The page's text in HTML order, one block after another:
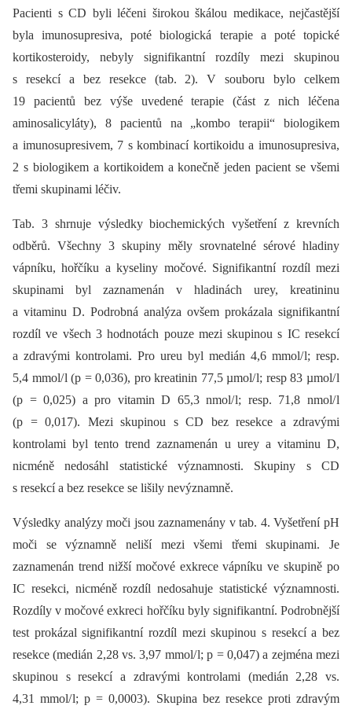
Pacienti s CD byli léčeni širokou škálou medikace, nejčastější
byla imunosupresiva, poté bio­logická terapie a poté topické
kortikosteroidy, nebyly signifikantní rozdíly mezi skupinou
s resekcí a bez resekce (tab. 2). V souboru bylo celkem
19 pacientů bez výše uvedené terapie (část z nich léčena
aminosalicyláty), 8 pacientů na „kombo terapii“ bio­logikem
a imunosupresivem, 7 s kombinací kortikoidu a imunosupresiva,
2 s bio­logikem a kortikoidem a konečně jeden pacient se všemi
třemi skupinami léčiv.
Tab. 3 shrnuje výsledky bio­chemických vyšetření z krevních
odběrů. Všechny 3 skupiny měly srovnatelné sérové hladiny
vápníku, hořčíku a kyseliny močové. Signifikantní rozdíl mezi
skupinami byl zaznamenán v hladinách urey, kreatininu
a vitaminu D. Podrobná analýza ovšem prokázala signifikantní
rozdíl ve všech 3 hodnotách pouze mezi skupinou s IC resekcí
a zdravými kontrolami. Pro ureu byl medián 4,6 mmol/ l; resp.
5,4 mmol/ l (p = 0,036), pro kreatinin 77,5 µmol/ l; resp 83 µmol/ l
(p = 0,025) a pro vitamin D 65,3 nmol/ l; resp. 71,8 nmol/ l
(p = 0,017). Mezi skupinou s CD bez resekce a zdravými
kontrolami byl tento trend zaznamenán u urey a vitaminu D,
nicméně nedosáhl statistické významnosti. Skupiny s CD
s resekcí a bez resekce se lišily nevýznamně.
Výsledky analýzy moči jsou zaznamenány v tab. 4. Vyšetření pH
moči se významně neliší mezi všemi třemi skupinami. Je
zaznamenán trend nižší močové exkrece vápníku ve skupině po
IC resekci, nicméně rozdíl nedosahuje statistické významnosti.
Rozdíly v močové exkreci hořčíku byly signifikantní. Podrobnější
test prokázal signifikantní rozdíl mezi skupinou s resekcí a bez
resekce (medián 2,28 vs. 3,97 mmol/ l; p = 0,047) a zejména mezi
skupinou s resekcí a zdravými kontrolami (medián 2,28 vs.
4,31 mmol/ l; p = 0,0003). Skupina bez resekce proti zdravým